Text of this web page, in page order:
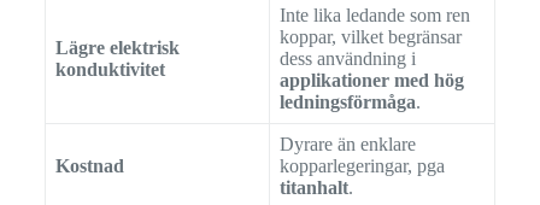
Lägre elektrisk
konduktivitet
Inte lika ledande som ren
koppar, vilket begränsar
dess användning i
applikationer med hög
ledningsförmåga.
Kostnad
Dyrare än enklare
kopparlegeringar, pga
titanhalt.